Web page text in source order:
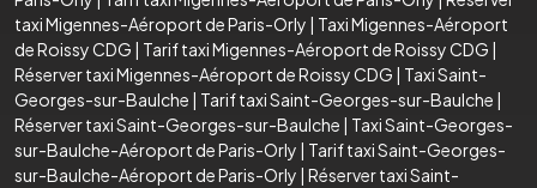
taxi Migennes-Aéroport de Paris-Orly | Taxi Migennes-Aéroport
de Roissy CDG | Tarif taxi Migennes-Aéroport de Roissy CDG |
Réserver taxi Migennes-Aéroport de Roissy CDG | Taxi Saint-
Georges-sur-Baulche | Tarif taxi Saint-Georges-sur-Baulche |
Réserver taxi Saint-Georges-sur-Baulche | Taxi Saint-Georges-
sur-Baulche-Aéroport de Paris-Orly | Tarif taxi Saint-Georges-
sur-Baulche-Aéroport de Paris-Orly | Réserver taxi Saint-